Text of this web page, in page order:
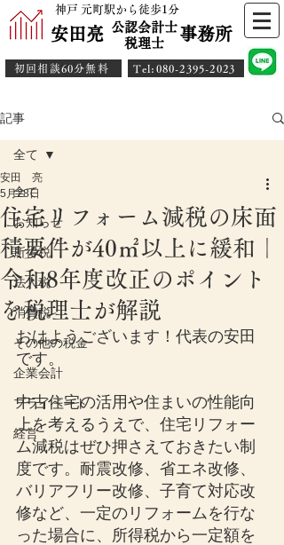
神戸 元町駅から徒歩1分
安田亮 事務所
公認会計士
​税理士
初回相談60分無料 ​Tel:080-2395-2023
記事
全て
お知らせ
所得税
法人税
消費税
その他の税金
企業会計
プライベート
経営
全て
住宅リフォーム減税の床面
積要件が40㎡以上に緩和｜
令和8年度改正のポイント
を税理士が解説
安田 亮
5月28日
おはようございます！代表の安田
です。
中古住宅の活用や住まいの性能向
上を考えるうえで、住宅リフォー
ム減税はぜひ押さえておきたい制
度です。耐震改修、省エネ改修、
バリアフリー改修、子育て対応改
修など、一定のリフォームを行な
った場合に、所得税から一定額を